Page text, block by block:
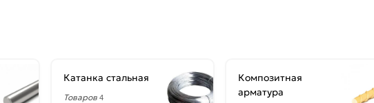
Катанка стальная
Товаров 4
Композитная
арматура